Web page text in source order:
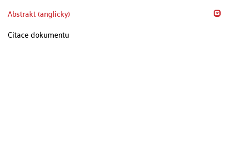
Abstrakt (anglicky)
Citace dokumentu